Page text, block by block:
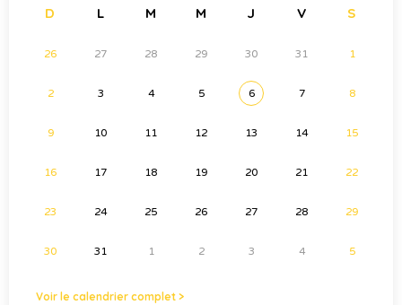
D L M M J V S
26 27 28 29 30 31 1
2 3 4 5 6 7 8
9 10 11 12 13 14 15
16 17 18 19 20 21 22
23 24 25 26 27 28 29
30 31 1 2 3 4 5
Voir le calendrier complet >